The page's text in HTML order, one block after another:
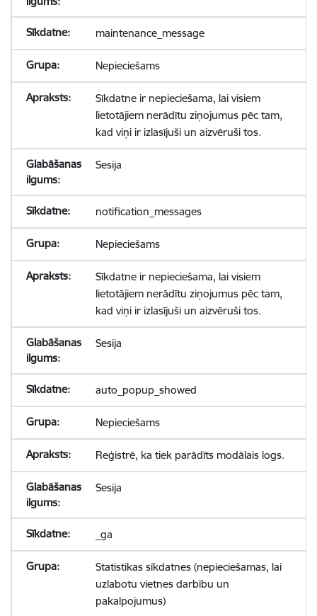
maintenance_message
Nepieciešams
Sīkdatne ir nepieciešama, lai visiem
lietotājiem nerādītu ziņojumus pēc tam,
kad viņi ir izlasījuši un aizvēruši tos.
Sesija
notification_messages
Nepieciešams
Sīkdatne ir nepieciešama, lai visiem
lietotājiem nerādītu ziņojumus pēc tam,
kad viņi ir izlasījuši un aizvēruši tos.
Sesija
auto_popup_showed
Nepieciešams
Reģistrē, ka tiek parādīts modālais logs.
Sesija
_ga
Statistikas sīkdatnes (nepieciešamas, lai
uzlabotu vietnes darbību un
pakalpojumus)